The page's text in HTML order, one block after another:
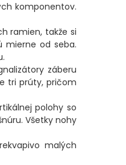
komponentov.
ramien, takže si
mierne od seba.
záberu
tri prúty, pričom
polohy so
Všetky nohy
malých